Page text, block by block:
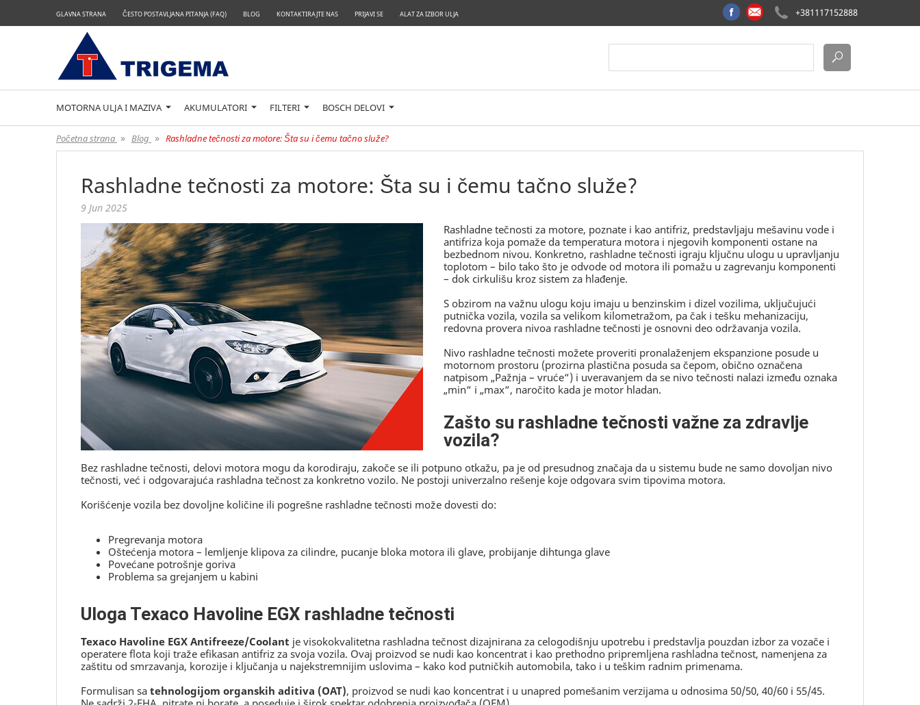
GLAVNA STRANA ČESTO POSTAVLJANA PITANJA (FAQ) BLOG KONTAKTIRAJTE NAS PRIJAVI SE ALAT ZA IZBOR ULJA +381117152888
MOTORNA ULJA I MAZIVA AKUMULATORI FILTERI BOSCH DELOVI
Početna strana » Blog » Rashladne tečnosti za motore: Šta su i čemu tačno služe?
Rashladne tečnosti za motore: Šta su i čemu tačno služe?
9 Jun 2025
Rashladne tečnosti za motore, poznate i kao antifriz, predstavljaju mešavinu vode i
antifriza koja pomaže da temperatura motora i njegovih komponenti ostane na
bezbednom nivou. Konkretno, rashladne tečnosti igraju ključnu ulogu u upravljanju
toplotom – bilo tako što je odvode od motora ili pomažu u zagrevanju komponenti
– dok cirkulišu kroz sistem za hlađenje.
S obzirom na važnu ulogu koju imaju u benzinskim i dizel vozilima, uključujući
putnička vozila, vozila sa velikom kilometražom, pa čak i tešku mehanizaciju,
redovna provera nivoa rashladne tečnosti je osnovni deo održavanja vozila.
Nivo rashladne tečnosti možete proveriti pronalaženjem ekspanzione posude u
motornom prostoru (prozirna plastična posuda sa čepom, obično označena
natpisom „Pažnja – vruće“) i uveravanjem da se nivo tečnosti nalazi između oznaka
„min“ i „max“, naročito kada je motor hladan.
Zašto su rashladne tečnosti važne za zdravlje
vozila?
Bez rashladne tečnosti, delovi motora mogu da korodiraju, zakoče se ili potpuno otkažu, pa je od presudnog značaja da u sistemu bude ne samo dovoljan nivo
tečnosti, već i odgovarajuća rashladna tečnost za konkretno vozilo. Ne postoji univerzalno rešenje koje odgovara svim tipovima motora.
Korišćenje vozila bez dovoljne količine ili pogrešne rashladne tečnosti može dovesti do:
Pregrevanja motora
Oštećenja motora – lemljenje klipova za cilindre, pucanje bloka motora ili glave, probijanje dihtunga glave
Povećane potrošnje goriva
Problema sa grejanjem u kabini
Uloga Texaco Havoline EGX rashladne tečnosti
Texaco Havoline EGX Antifreeze/Coolant je visokokvalitetna rashladna tečnost dizajnirana za celogodišnju upotrebu i predstavlja pouzdan izbor za vozače i
operatere flota koji traže efikasan antifriz za svoja vozila. Ovaj proizvod se nudi kao koncentrat i kao prethodno pripremljena rashladna tečnost, namenjena za
zaštitu od smrzavanja, korozije i ključanja u najekstremnijim uslovima – kako kod putničkih automobila, tako i u teškim radnim primenama.
Formulisan sa tehnologijom organskih aditiva (OAT), proizvod se nudi kao koncentrat i u unapred pomešanim verzijama u odnosima 50/50, 40/60 i 55/45.